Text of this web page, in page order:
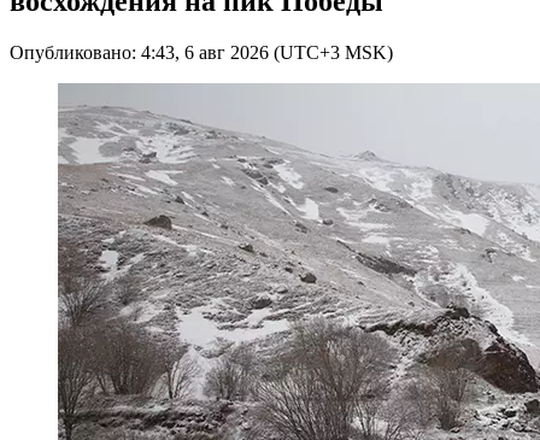
Опубликовано: 4:43, 6 авг 2026 (UTC+3 MSK)